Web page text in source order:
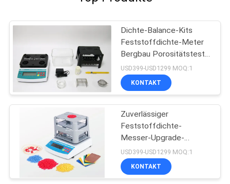
Dichte-Balance-Kits
Feststoffdichte-Meter
Bergbau Porositätstest
für Kunststoff
USD399-USD1299 MOQ:1
KONTAKT
Zuverlässiger
Feststoffdichte-
Messer-Upgrade-
Schaltkreis mit
Datenverbindungsdraht
USD399-USD1299 MOQ:1
KONTAKT